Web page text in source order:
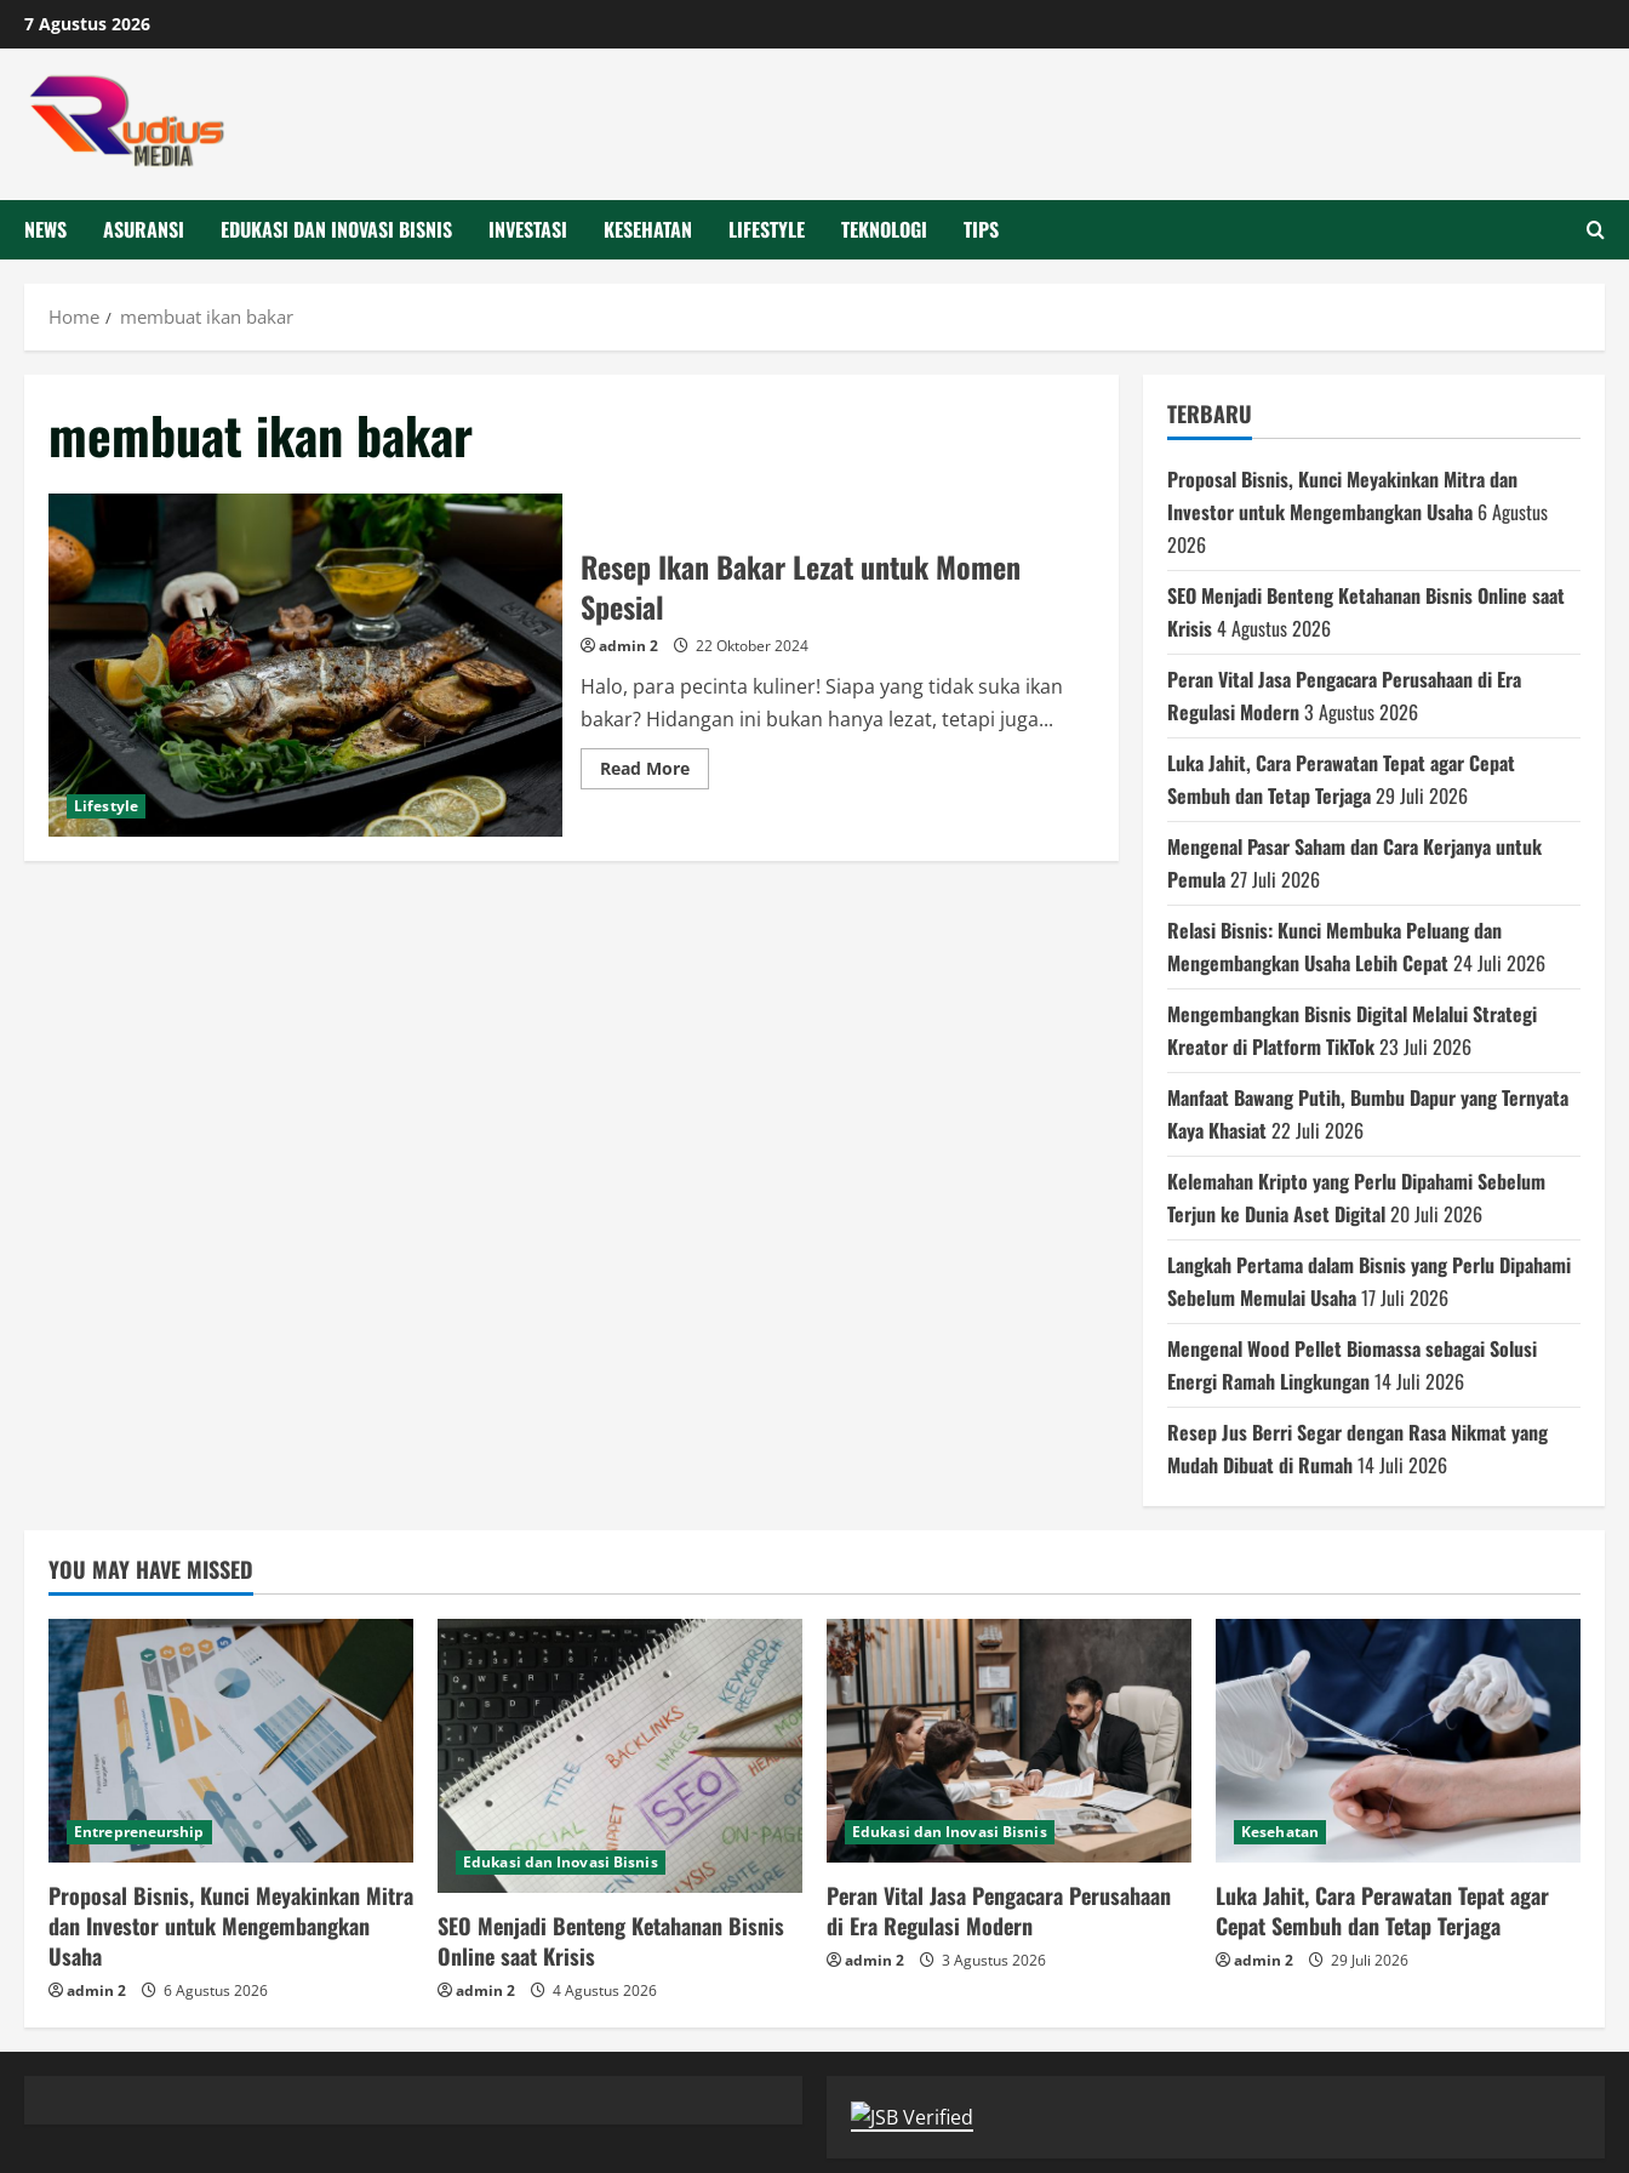
Skip
to
content
7 Agustus 2026
NEWS ASURANSI EDUKASI DAN INOVASI BISNIS INVESTASI KESEHATAN LIFESTYLE TEKNOLOGI TIPS
Home membuat ikan bakar
membuat ikan bakar
Lifestyle
Resep Ikan Bakar Lezat untuk Momen
Spesial
admin 2 22 Oktober 2024
Halo, para pecinta kuliner! Siapa yang tidak suka ikan
bakar? Hidangan ini bukan hanya lezat, tetapi juga...
Read MoreRead
more
Lezat
TERBARU
Proposal Bisnis, Kunci Meyakinkan Mitra dan
Investor untuk Mengembangkan Usaha 6 Agustus
2026
SEO Menjadi Benteng Ketahanan Bisnis Online saat
Krisis4 Agustus 2026
Peran Vital Jasa Pengacara Perusahaan di Era
Regulasi Modern3 Agustus 2026
Luka Jahit, Cara Perawatan Tepat agar Cepat
Sembuh dan Tetap Terjaga29 Juli 2026
Mengenal Pasar Saham dan Cara Kerjanya untuk
Pemula27 Juli 2026
Relasi Bisnis: Kunci Membuka Peluang dan
Mengembangkan Usaha Lebih Cepat24 Juli 2026
Mengembangkan Bisnis Digital Melalui Strategi
Kreator di Platform TikTok23 Juli 2026
Manfaat Bawang Putih, Bumbu Dapur yang Ternyata
Kaya Khasiat22 Juli 2026
Kelemahan Kripto yang Perlu Dipahami Sebelum
Terjun ke Dunia Aset Digital20 Juli 2026
Langkah Pertama dalam Bisnis yang Perlu Dipahami
Sebelum Memulai Usaha17 Juli 2026
Mengenal Wood Pellet Biomassa sebagai Solusi
Energi Ramah Lingkungan14 Juli 2026
Resep Jus Berri Segar dengan Rasa Nikmat yang
Mudah Dibuat di Rumah14 Juli 2026
YOU MAY HAVE MISSED
Entrepreneurship
Proposal Bisnis, Kunci Meyakinkan Mitra
dan Investor untuk Mengembangkan
Usaha
admin 2 6 Agustus 2026
Edukasi dan Inovasi Bisnis
SEO Menjadi Benteng Ketahanan Bisnis
Online saat Krisis
admin 2 4 Agustus 2026
Edukasi dan Inovasi Bisnis
Peran Vital Jasa Pengacara Perusahaan
di Era Regulasi Modern
admin 2 3 Agustus 2026
Kesehatan
Luka Jahit, Cara Perawatan Tepat agar
Cepat Sembuh dan Tetap Terjaga
admin 2 29 Juli 2026